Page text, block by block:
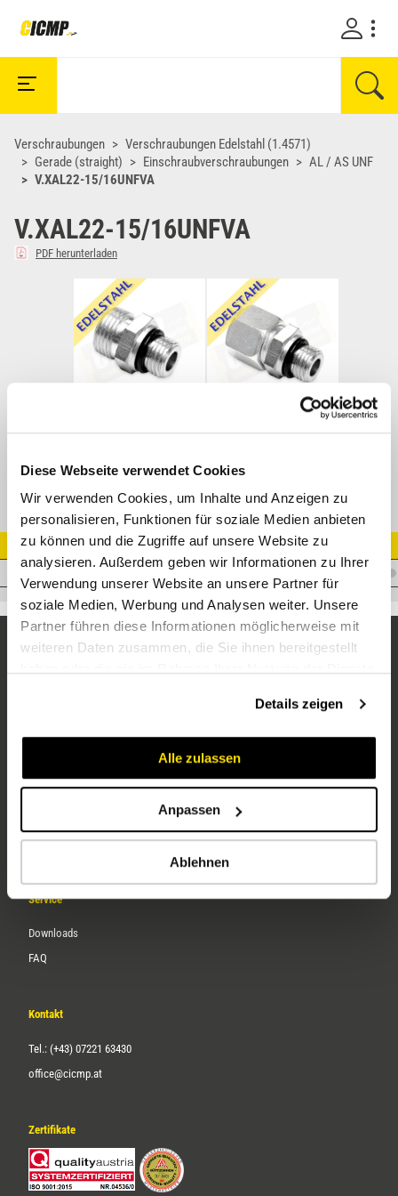
Diese Webseite verwendet Cookies
Wir verwenden Cookies, um Inhalte und Anzeigen zu
personalisieren, Funktionen für soziale Medien anbieten
zu können und die Zugriffe auf unsere Website zu
analysieren. Außerdem geben wir Informationen zu Ihrer
Verwendung unserer Website an unsere Partner für
soziale Medien, Werbung und Analysen weiter. Unsere
Partner führen diese Informationen möglicherweise mit
weiteren Daten zusammen, die Sie ihnen bereitgestellt
Details zeigen
Alle zulassen
Anpassen
Ablehnen
Verschraubungen
Verschraubungen Edelstahl (1.4571)
Gerade (straight)
Einschraubverschraubungen
AL / AS UNF
V.XAL22-15/16UNFVA
V.XAL22-15/16UNFVA
PDF herunterladen
XGE-UNF Gerade Einschraubverschr. Edelstahl
Artikel Nr.
V.XAL22-15/16UNFVA
Unternehmen
Karriere
Service
Downloads
FAQ
Kontakt
Tel.: (+43) 07221 63430
office@cicmp.at
Zertifikate